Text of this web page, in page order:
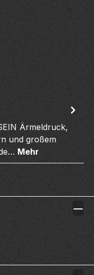
nicht verfügbar.)
Ärmeldruck,
und großem
Mehr